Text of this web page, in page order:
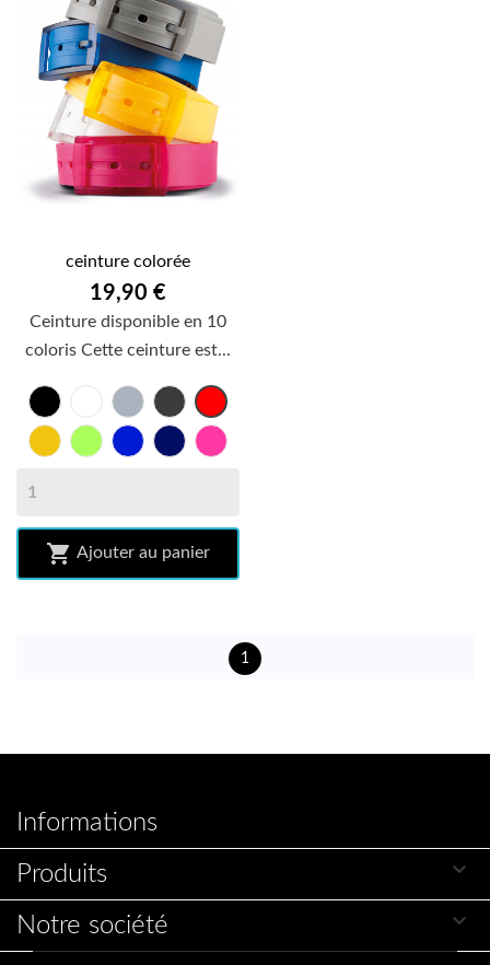
ceinture colorée
19,90 €
Ceinture disponible en 10
coloris Cette ceinture est...
Noir BlancGris Gris
anthracite
Rouge
Jaunevert bleubleufuchsia
 Ajouter au panier
1
Informations
Produits

Notre société 